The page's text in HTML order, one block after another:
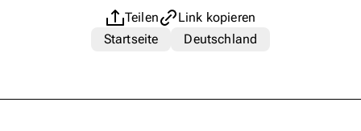
Teilen
Link kopieren
Startseite
Deutschland